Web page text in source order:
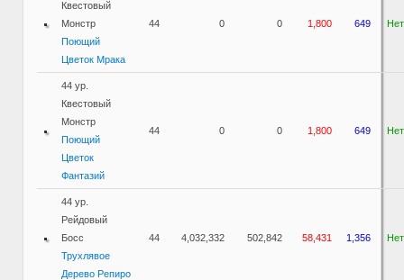
Квестовый
Монстр
Поющий
Цветок Мрака
44 0 0 1,800 649 Нет
44 ур.
Квестовый
Монстр
Поющий
Цветок
Фантазий
44 0 0 1,800 649 Нет
44 ур.
Рейдовый
Босс
Трухлявое
Дерево Репиро
44 4,032,332 502,842 58,431 1,356 Нет